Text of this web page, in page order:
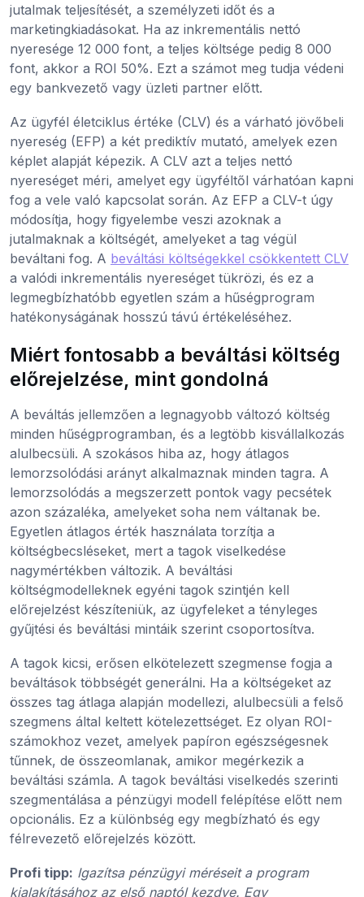
jutalmak teljesítését, a személyzeti időt és a
marketingkiadásokat. Ha az inkrementális nettó
nyeresége 12 000 font, a teljes költsége pedig 8 000
font, akkor a ROI 50%. Ezt a számot meg tudja védeni
egy bankvezető vagy üzleti partner előtt.
Az ügyfél életciklus értéke (CLV) és a várható jövőbeli
nyereség (EFP) a két prediktív mutató, amelyek ezen
képlet alapját képezik. A CLV azt a teljes nettó
nyereséget méri, amelyet egy ügyféltől várhatóan kapni
fog a vele való kapcsolat során. Az EFP a CLV-t úgy
módosítja, hogy figyelembe veszi azoknak a
jutalmaknak a költségét, amelyeket a tag végül
beváltani fog. A beváltási költségekkel csökkentett CLV
a valódi inkrementális nyereséget tükrözi, és ez a
legmegbízhatóbb egyetlen szám a hűségprogram
hatékonyságának hosszú távú értékeléséhez.
Miért fontosabb a beváltási költség
előrejelzése, mint gondolná
A beváltás jellemzően a legnagyobb változó költség
minden hűségprogramban, és a legtöbb kisvállalkozás
alulbecsüli. A szokásos hiba az, hogy átlagos
lemorzsolódási arányt alkalmaznak minden tagra. A
lemorzsolódás a megszerzett pontok vagy pecsétek
azon százaléka, amelyeket soha nem váltanak be.
Egyetlen átlagos érték használata torzítja a
költségbecsléseket, mert a tagok viselkedése
nagymértékben változik. A beváltási
költségmodelleknek egyéni tagok szintjén kell
előrejelzést készíteniük, az ügyfeleket a tényleges
gyűjtési és beváltási mintáik szerint csoportosítva.
A tagok kicsi, erősen elkötelezett szegmense fogja a
beváltások többségét generálni. Ha a költségeket az
összes tag átlaga alapján modellezi, alulbecsüli a felső
szegmens által keltett kötelezettséget. Ez olyan ROI-
számokhoz vezet, amelyek papíron egészségesnek
tűnnek, de összeomlanak, amikor megérkezik a
beváltási számla. A tagok beváltási viselkedés szerinti
szegmentálása a pénzügyi modell felépítése előtt nem
opcionális. Ez a különbség egy megbízható és egy
félrevezető előrejelzés között.
Profi tipp: Igazítsa pénzügyi méréseit a program
kialakításához az első naptól kezdve. Egy